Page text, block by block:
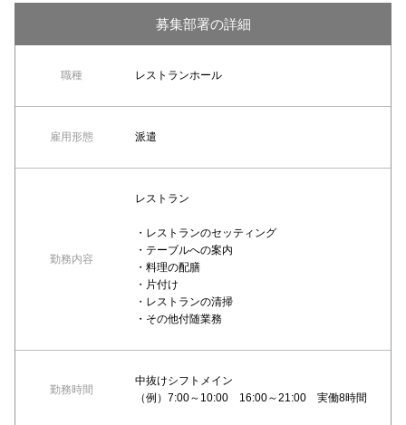
募集部署の詳細
職種 レストランホール
雇用形態 派遣
勤務内容
レストラン
・レストランのセッティング
・テーブルへの案内
・料理の配膳
・片付け
・レストランの清掃
・その他付随業務
勤務時間
中抜けシフトメイン
（例）7:00～10:00 16:00～21:00 実働8時間